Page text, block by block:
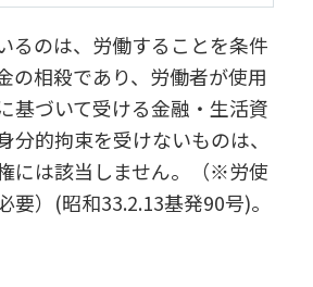
るのは、労働することを条件
の相殺であり、労働者が使用
基づいて受ける金融・生活資
分的拘束を受けないものは、
には該当しません。（※労使
要）(昭和33.2.13基発90号)。